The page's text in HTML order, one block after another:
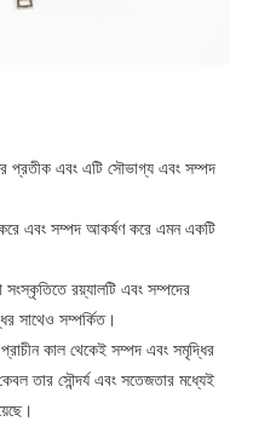
প্রতীক এবং এটি সৌভাগ্য এবং সম্পদ
এবং সম্পদ আকর্ষণ করে এমন একটি
রয়্যালটি এবং সম্পদের
সাথেও সম্পর্কিত।
কাল থেকেই সম্পদ এবং সমৃদ্ধির
তার সৌন্দর্য এবং সতেজতার মধ্যেই